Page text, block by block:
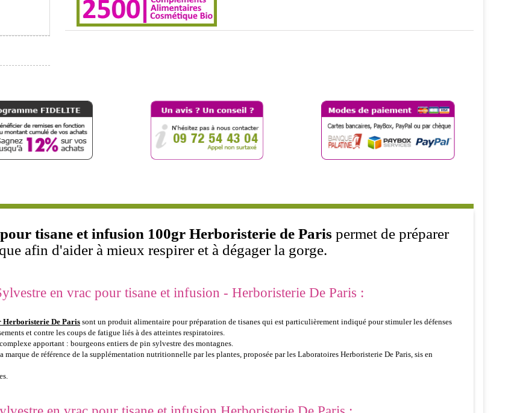
tisane et infusion 100gr Herboristerie de Paris permet de préparer
afin d'aider à mieux respirer et à dégager la gorge.
en vrac pour tisane et infusion - Herboristerie De Paris :
Herboristerie De Paris sont un produit alimentaire pour préparation de tisanes qui est particulièrement indiqué pour stimuler les défenses
et contre les coups de fatigue liés à des atteintes respiratoires.
apportant : bourgeons entiers de pin sylvestre des montagnes.
marque de référence de la supplémentation nutritionnelle par les plantes, proposée par les Laboratoires Herboristerie De Paris, sis en